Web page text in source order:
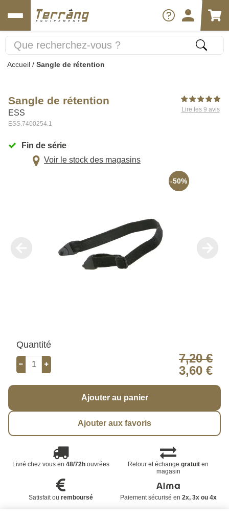
Accueil / Sangle de rétention
Sangle de rétention
ESS
ESS.7400254.1
Lire les 9 avis
Fin de série
Voir le stock des magasins
-50%
Quantité
7,20 €
3,60 €
Ajouter au panier
Ajouter aux favoris
Livré chez vous en 48/72houvrées Retour et échangegratuit en
magasin
Satisfait ou remboursé Paiement sécurisé en 2x, 3x ou 4x